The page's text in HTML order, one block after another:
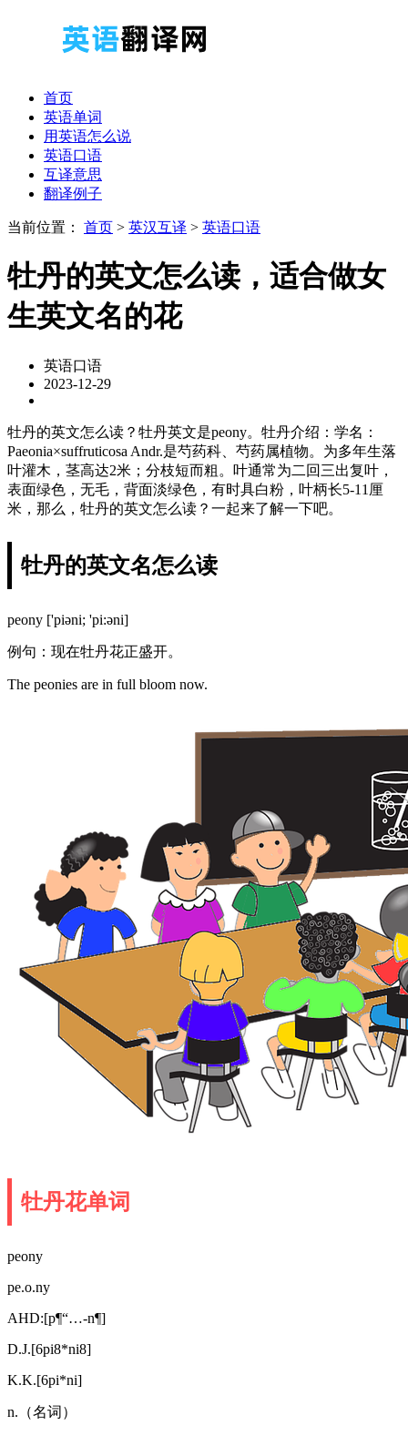
首页
英语单词
用英语怎么说
英语口语
互译意思
翻译例子
当前位置： 首页 > 英汉互译 > 英语口语
牡丹的英文怎么读，适合做女
生英文名的花
英语口语
2023-12-29
牡丹的英文怎么读？牡丹英文是peony。牡丹介绍：学名：
Paeonia×suffruticosa Andr.是芍药科、芍药属植物。为多年生落
叶灌木，茎高达2米；分枝短而粗。叶通常为二回三出复叶，
表面绿色，无毛，背面淡绿色，有时具白粉，叶柄长5-11厘
米，那么，牡丹的英文怎么读？一起来了解一下吧。
牡丹的英文名怎么读
peony ['piəni; 'pi:əni]
例句：现在牡丹花正盛开。
The peonies are in full bloom now.
牡丹花单词
peony
pe.o.ny
AHD:[p¶“…-n¶]
D.J.[6pi8*ni8]
K.K.[6pi*ni]
n.（名词）